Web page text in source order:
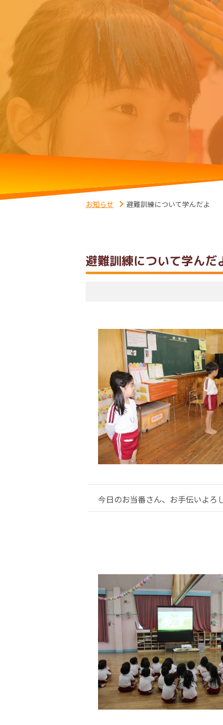
お知らせ 避難訓練について学んだよ
避難訓練について学んだ
今日のお当番さん、お手伝いよろ